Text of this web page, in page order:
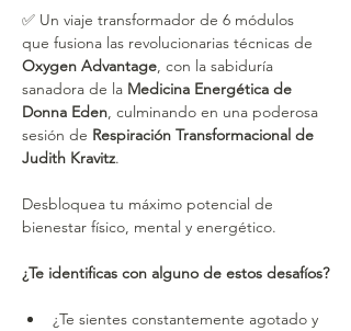
✅ Un viaje transformador de 6 módulos
que fusiona las revolucionarias técnicas de
Oxygen Advantage, con la sabiduría
sanadora de la Medicina Energética de
Donna Eden, culminando en una poderosa
sesión de Respiración Transformacional de
Judith Kravitz.
Desbloquea tu máximo potencial de
bienestar físico, mental y energético.
¿Te identificas con alguno de estos desafíos?
¿Te sientes constantemente agotado y